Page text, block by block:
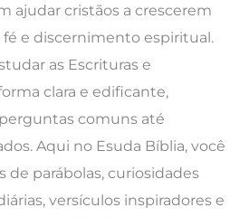
ajudar cristãos a crescerem
e discernimento espiritual.
as Escrituras e
clara e edificante,
comuns até
Aqui no Esuda Bíblia, você
de parábolas, curiosidades
versículos inspiradores e